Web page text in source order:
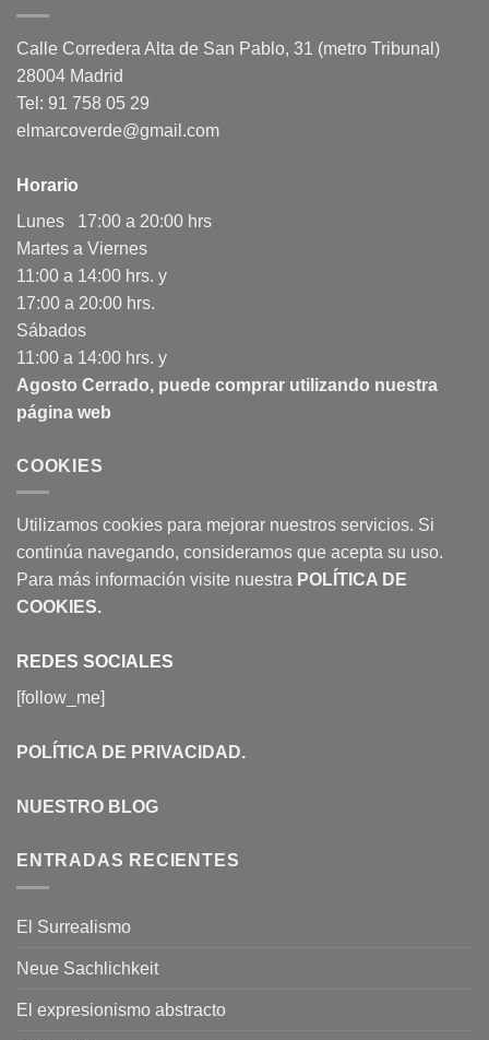
Calle Corredera Alta de San Pablo, 31 (metro Tribunal)
28004 Madrid
Tel: 91 758 05 29
elmarcoverde@gmail.com
Horario
Lunes 17:00 a 20:00 hrs
Martes a Viernes
11:00 a 14:00 hrs. y
17:00 a 20:00 hrs.
Sábados
11:00 a 14:00 hrs. y
Agosto Cerrado, puede comprar utilizando nuestra
página web
COOKIES
Utilizamos cookies para mejorar nuestros servicios. Si
continúa navegando, consideramos que acepta su uso.
Para más información visite nuestra POLÍTICA DE
COOKIES.
REDES SOCIALES
[follow_me]
POLÍTICA DE PRIVACIDAD.
NUESTRO BLOG
ENTRADAS RECIENTES
El Surrealismo
Neue Sachlichkeit
El expresionismo abstracto